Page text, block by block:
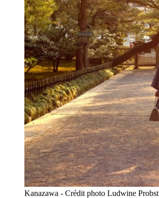
Kanazawa - Crédit photo Ludwine Probst